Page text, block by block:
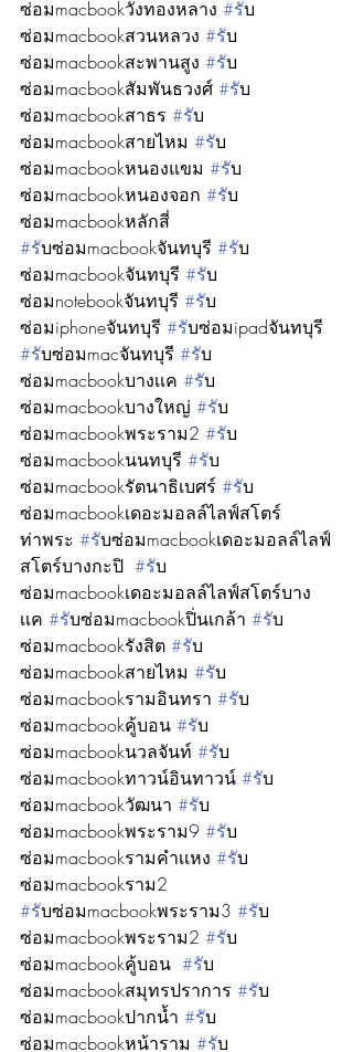
ซ่อมmacbookวังทองหลาง #รับ
ซ่อมmacbookสวนหลวง #รับ
ซ่อมmacbookสะพานสูง #รับ
ซ่อมmacbookสัมพันธวงศ์ #รับ
ซ่อมmacbookสาธร #รับ
ซ่อมmacbookสายไหม #รับ
ซ่อมmacbookหนองแขม #รับ
ซ่อมmacbookหนองจอก #รับ
ซ่อมmacbookหลักสี่
#รับซ่อมmacbookจันทบุรี #รับ
ซ่อมmacbookจันทบุรี #รับ
ซ่อมnotebookจันทบุรี #รับ
ซ่อมiphoneจันทบุรี #รับซ่อมipadจันทบุรี
#รับซ่อมmacจันทบุรี #รับ
ซ่อมmacbookบางเเค #รับ
ซ่อมmacbookบางใหญ่ #รับ
ซ่อมmacbookพระราม2 #รับ
ซ่อมmacbookนนทบุรี #รับ
ซ่อมmacbookรัตนาธิเบศร์ #รับ
ซ่อมmacbookเดอะมอลล์ไลฟ์สโตร์
ท่าพระ #รับซ่อมmacbookเดอะมอลล์ไลฟ์
สโตร์บางกะปิ #รับ
ซ่อมmacbookเดอะมอลล์ไลฟ์สโตร์บาง
เเค #รับซ่อมmacbookปิ่นเกล้า #รับ
ซ่อมmacbookรังสิต #รับ
ซ่อมmacbookสายไหม #รับ
ซ่อมmacbookรามอินทรา #รับ
ซ่อมmacbookคู้บอน #รับ
ซ่อมmacbookนวลจันท์ #รับ
ซ่อมmacbookทาวน์อินทาวน์ #รับ
ซ่อมmacbookวัฒนา #รับ
ซ่อมmacbookพระราม9 #รับ
ซ่อมmacbookรามคำเเหง #รับ
ซ่อมmacbookราม2
#รับซ่อมmacbookพระราม3 #รับ
ซ่อมmacbookพระราม2 #รับ
ซ่อมmacbookคู้บอน #รับ
ซ่อมmacbookสมุทรปราการ #รับ
ซ่อมmacbookปากน้ำ #รับ
ซ่อมmacbookหน้าราม #รับ